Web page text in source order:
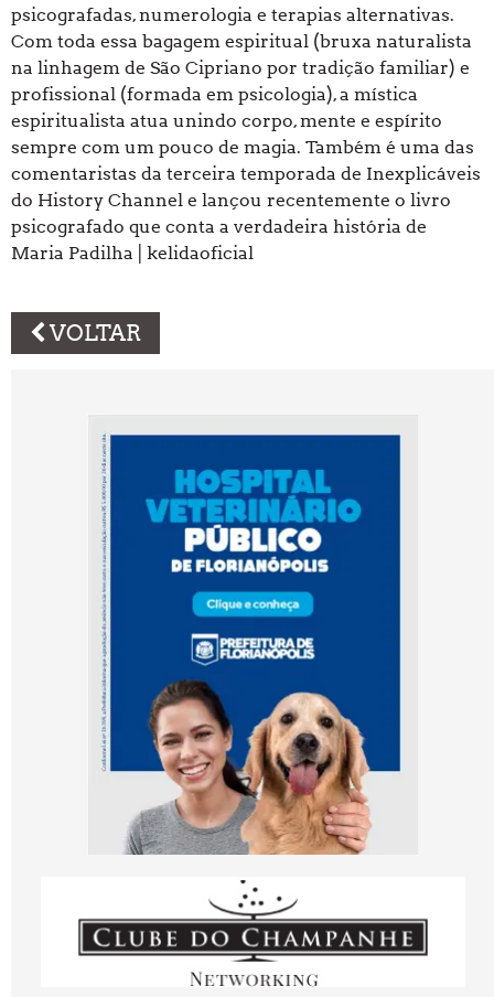
psicografadas, numerologia e terapias alternativas.
Com toda essa bagagem espiritual (bruxa naturalista
na linhagem de São Cipriano por tradição familiar) e
profissional (formada em psicologia), a mística
espiritualista atua unindo corpo, mente e espírito
sempre com um pouco de magia. Também é uma das
comentaristas da terceira temporada de Inexplicáveis
do History Channel e lançou recentemente o livro
psicografado que conta a verdadeira história de
Maria Padilha | kelidaoficial
VOLTAR